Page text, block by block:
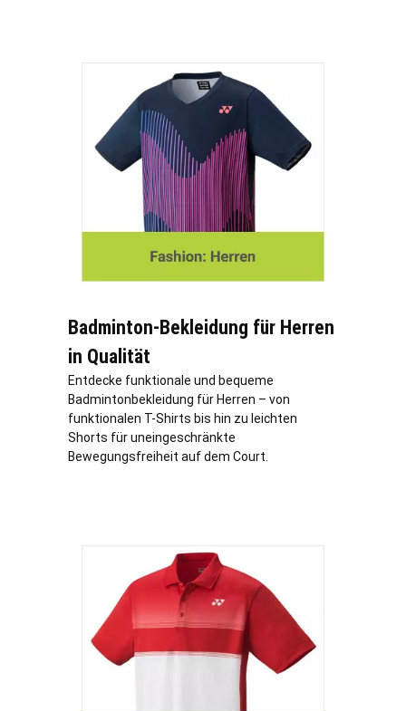
Badminton-Bekleidung für Herren
in Qualität
Entdecke funktionale und bequeme
Badmintonbekleidung für Herren – von
funktionalen T-Shirts bis hin zu leichten
Shorts für uneingeschränkte
Bewegungsfreiheit auf dem Court.